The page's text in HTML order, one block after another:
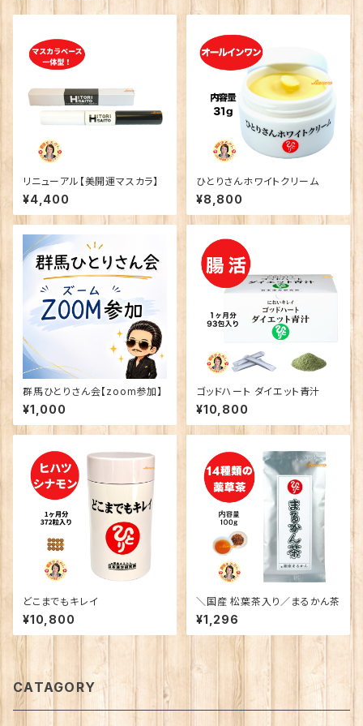
リニューアル【美開運マスカラ】
¥4,400
ひとりさんホワイトクリーム
¥8,800
群馬ひとりさん会【zoom参加】
¥1,000
ゴッドハート ダイエット青汁
¥10,800
どこまでもキレイ
¥10,800
＼国産 松葉茶入り／まるかん茶
¥1,296
CATAGORY